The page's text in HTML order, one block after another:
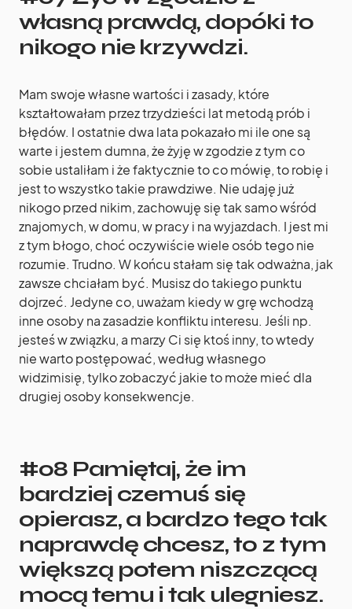
własną prawdą, dopóki to
nikogo nie krzywdzi.
Mam swoje własne wartości i zasady, które
kształtowałam przez trzydzieści lat metodą prób i
błędów. I ostatnie dwa lata pokazało mi ile one są
warte i jestem dumna, że żyję w zgodzie z tym co
sobie ustaliłam i że faktycznie to co mówię, to robię i
jest to wszystko takie prawdziwe. Nie udaję już
nikogo przed nikim, zachowuję się tak samo wśród
znajomych, w domu, w pracy i na wyjazdach. I jest mi
z tym błogo, choć oczywiście wiele osób tego nie
rozumie. Trudno. W końcu stałam się tak odważna, jak
zawsze chciałam być. Musisz do takiego punktu
dojrzeć. Jedyne co, uważam kiedy w grę wchodzą
inne osoby na zasadzie konfliktu interesu. Jeśli np.
jesteś w związku, a marzy Ci się ktoś inny, to wtedy
nie warto postępować, według własnego
widzimisię, tylko zobaczyć jakie to może mieć dla
drugiej osoby konsekwencje.
#08 Pamiętaj, że im
bardziej czemuś się
opierasz, a bardzo tego tak
naprawdę chcesz, to z tym
większą potem niszczącą
mocą temu i tak ulegniesz.